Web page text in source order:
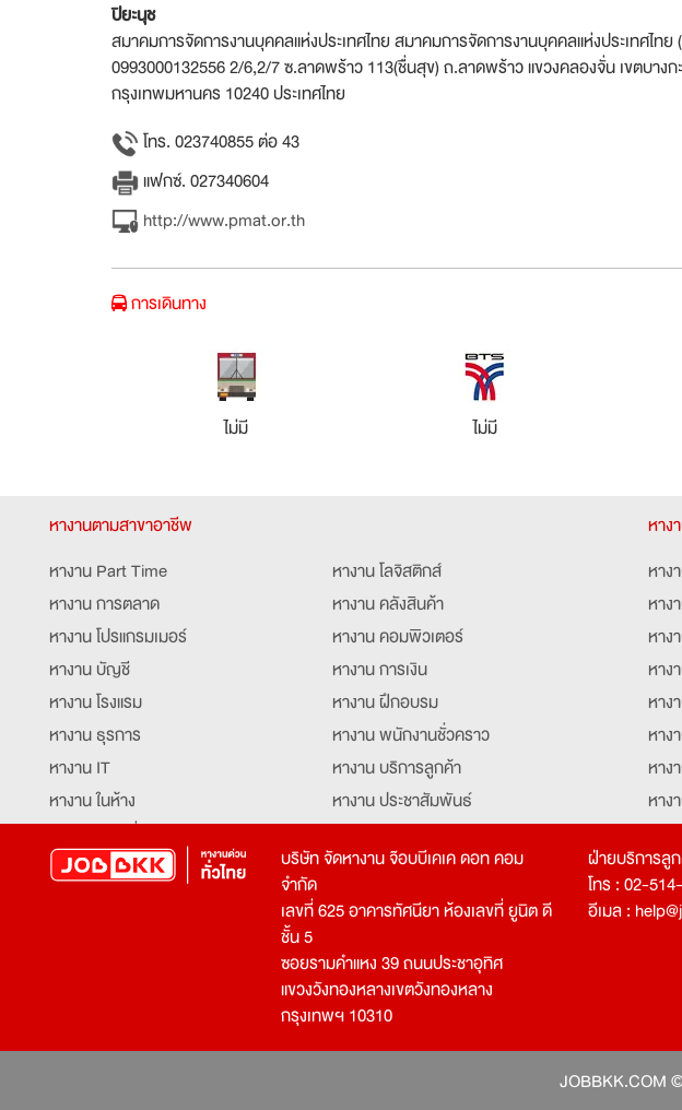
ปิยะนุช
สมาคมการจัดการงานบุคคลแห่งประเทศไทย สมาคมการจัดการงานบุคคลแห่งประเทศไท
0993000132556 2/6,2/7 ซ.ลาดพร้าว 113(ชื่นสุข) ถ.ลาดพร้าว แขวงคลองจั่น เขตบาง
กรุงเทพมหานคร 10240 ประเทศไทย
โทร. 023740855 ต่อ 43
แฟกซ์. 027340604
http://www.pmat.or.th
การเดินทาง
ไม่มี ไม่มี
หางานตามสาขาอาชีพ
หางาน Part Time
หางาน การตลาด
หางาน โปรแกรมเมอร์
หางาน บัญชี
หางาน โรงแรม
หางาน ธุรการ
หางาน IT
หางาน ในห้าง
หางาน ท่องเที่ยว
หางาน จัดซื้อ
หางาน เจ้าหน้าที่รักษาความปลอดภัย
หางาน โลจิสติกส์
หางาน คลังสินค้า
หางาน คอมพิวเตอร์
หางาน การเงิน
หางาน ฝึกอบรม
หางาน พนักงานชั่วคราว
หางาน บริการลูกค้า
หางาน ประชาสัมพันธ์
หางาน รับโทรศัพท์
หางาน ประสานงาน
หางาน จองตั๋ว
หางาน กุ๊ก
หางาน นักศึกษาฝึกงาน
หางาน Mobile Application
Developer
หาง
หาง
หาง
หาง
หาง
หาง
หาง
หาง
หาง
หาง
บริษัท จัดหางาน จ๊อบบีเคเค ดอท คอม
จำกัด
เลขที่ 625 อาคารทัศนียา ห้องเลขที่ ยูนิต ดี
ชั้น 5
ซอยรามคำแหง 39 ถนนประชาอุทิศ
แขวงวังทองหลางเขตวังทองหลาง
กรุงเทพฯ 10310
ฝ่ายบริการลู
โทร : 02-
อีเมล :
JOBBKK.COM